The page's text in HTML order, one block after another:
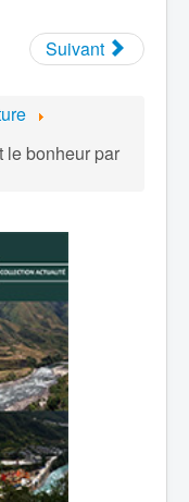
Suivant
le bonheur par